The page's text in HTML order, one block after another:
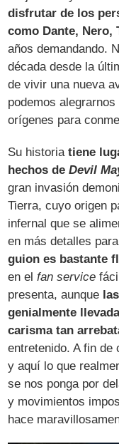
disfrutar de los
como Dante, Nero,
años demandando.
década desde la
de vivir una nueva
podemos
orígenes para
Su historiatiene
hechos deDevil
gran invasión
Tierra, cuyo origen
infernal que se
en más detalles
guion es bastante
en elfan service
presenta, aunque
genialmente
carisma tan
entretenido. A fin
y aquí lo que
se nos ponga por
y movimientos
hace